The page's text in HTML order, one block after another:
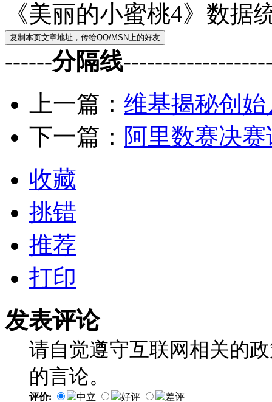
《美丽的小蜜桃4》数据
------分隔线
上一篇： 维基揭秘创
下一篇： 阿里数赛决
收藏
挑错
推荐
打印
发表评论
请自觉遵守互联网相关的
的言论。
评价: 中立 好评 差评